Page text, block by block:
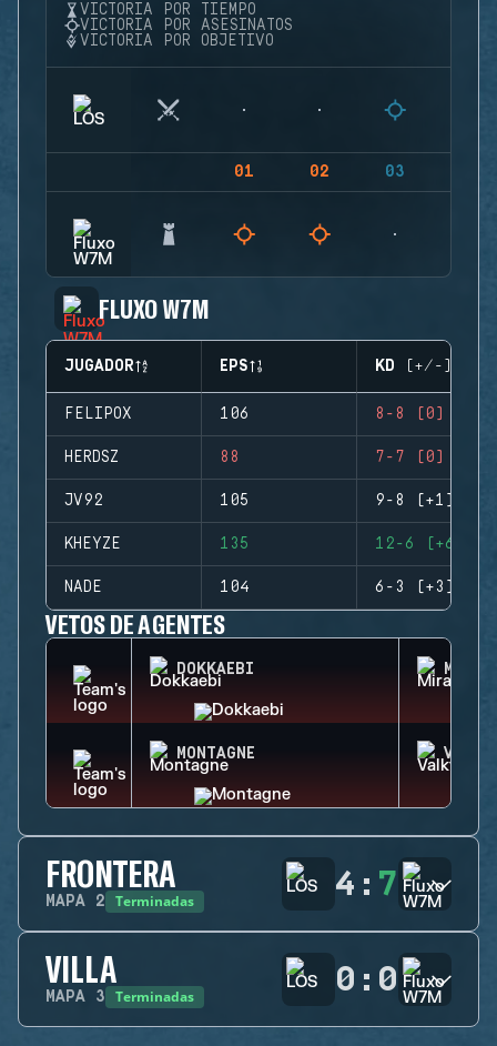
VICTORIA POR TIEMPO
VICTORIA POR ASESINATOS
VICTORIA POR OBJETIVO
01 02 03
FLUXO W7M
JUGADOR EPS KD (+/-)
FELIPOX 106 8-8 (0)
HERDSZ 88 7-7 (0)
JV92 105 9-8 (+1)
KHEYZE 135 12-6 (+6)
NADE 104 6-3 (+3)
VETOS DE AGENTES
DOKKAEBI MIRA
MONTAGNE
FRONTERA
MAPA 2 Terminadas 4 : 7
VILLA
MAPA 3 Terminadas 0 : 0